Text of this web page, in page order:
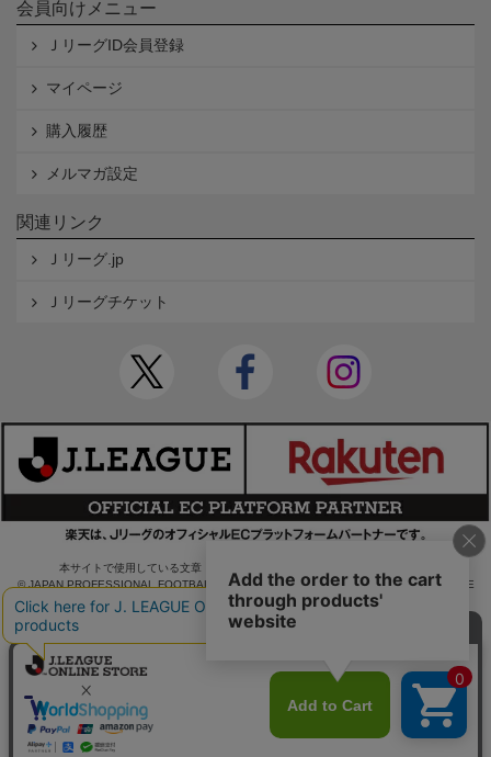
会員向けメニュー
ＪリーグID会員登録
マイページ
購入履歴
メルマガ設定
関連リンク
Ｊリーグ.jp
Ｊリーグチケット
本サイトで使用している文章・画像等の無断での複製・転載を禁止します。
© JAPAN PROFESSIONAL FOOTBALL LEAGUE Rakuten Group, Inc. ALL RIGHTS RE
SERVED.